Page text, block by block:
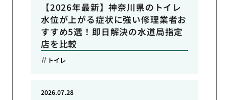
【2026年最新】神奈川県のトイレ
水位が上がる症状に強い修理業者お
すすめ5選！即日解決の水道局指定
店を比較
トイレ
2026.07.28